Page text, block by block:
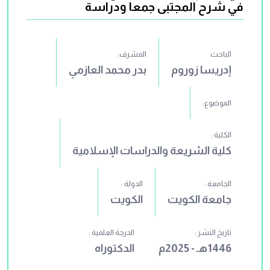
في شرح المجتبى جمعا ودراسة
الباحث
إدريسا زوروم
المشرف:
بدر محمد العازمي
الموضوع:
الكلية :
كلية الشريعة والدراسات الإسلامية
الجامعة :
جامعة الكويت
الدولة :
الكويت
تاريخ النشر :
1446هـ - 2025م
الدرجة العلمية :
الدكتوراه